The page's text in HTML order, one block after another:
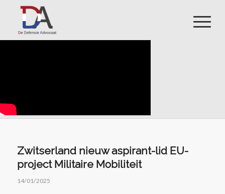
Zwitserland nieuw aspirant-lid EU-
project Militaire Mobiliteit
14/01/2025